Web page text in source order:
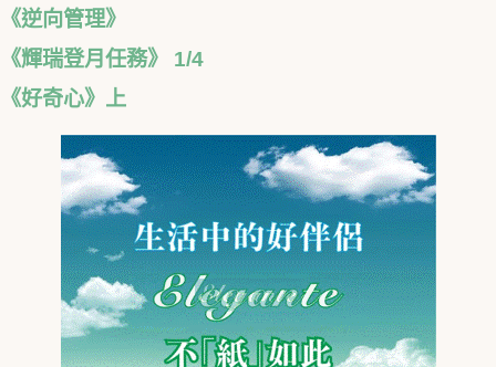
《逆向管理》
《輝瑞登月任務》 1/4
《好奇心》上